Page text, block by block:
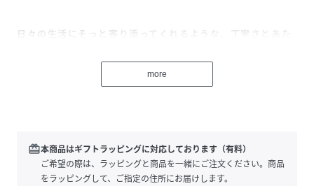
日々の生活にそっと寄り添ってくれるような、丁寧さとあた
DOORSと長くお付き合いのある石松 信彦(いしまつ のぶひ
み口が広がっているので飲みやすい形状です。
マットな質感が心地よい手触りで、上部に施された浮彫の線
は引き締まった印象となり、手仕事の丁寧さが感じられま
more
redeem本商品はギフトラッピングに対応しております（有料）
ご希望の際は、ラッピングと商品を一緒にご注文ください。商品
をラッピングして、ご指定の住所にお届けします。